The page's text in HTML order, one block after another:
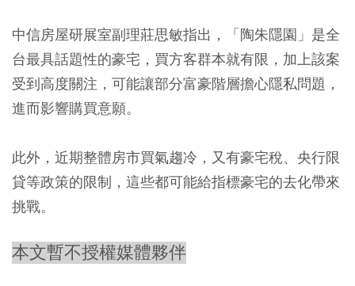
中信房屋研展室副理莊思敏指出，「陶朱隱園」是全
台最具話題性的豪宅，買方客群本就有限，加上該案
受到高度關注，可能讓部分富豪階層擔心隱私問題，
進而影響購買意願。
此外，近期整體房市買氣趨冷，又有豪宅稅、央行限
貸等政策的限制，這些都可能給指標豪宅的去化帶來
挑戰。
本文暫不授權媒體夥伴